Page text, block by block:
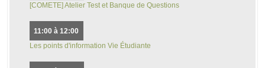
[COMETE] Atelier Test et Banque de Questions
11:00 à 12:00
Les points d'information Vie Étudiante